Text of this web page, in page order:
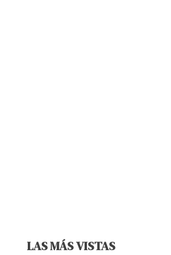
LAS MÁS VISTAS